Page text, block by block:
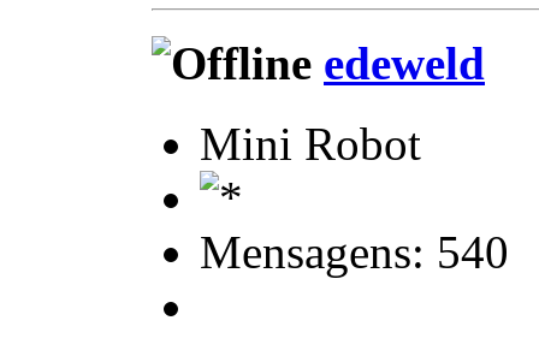
edeweld
Mini Robot
Mensagens: 540